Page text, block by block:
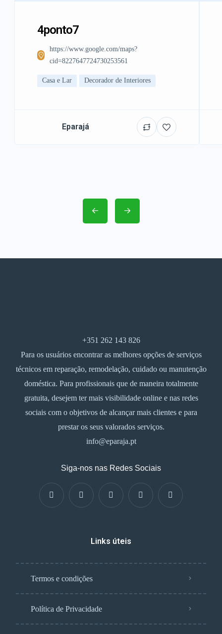
4ponto7
https://www.google.com/maps?
cid=8227647724730253561
Casa e Lar Decorador de Interiores
Eparajá
+351 262 143 826
Para os usuários encontrar as melhores opções de serviços
técnicos em reparação, remodelação, cuidado ou manutenção
doméstica. Para profissionais que de maneira totalmente
gratuita, desejem ter mais visibilidade online e nas redes
sociais com o objetivos de alcançar mais clientes e para
prestar os seus valorados serviços.
info@eparaja.pt
Siga-nos nas Redes Sociais
Links úteis
Termos e condições
Política de Privacidade